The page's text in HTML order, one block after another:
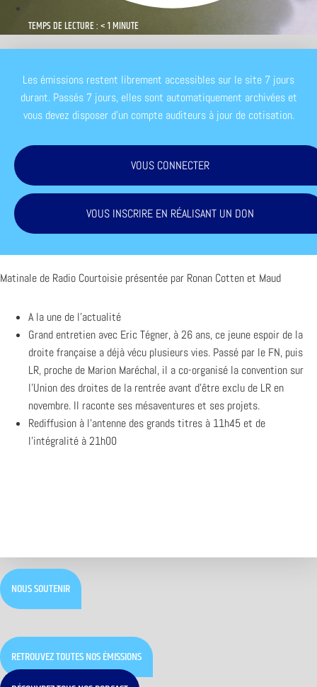
TEMPS DE LECTURE : < 1 MINUTE
Les émissions restent librement accessibles sur le site 7 jours
durant. Passés 7 jours, elles sont automatiquement archivées et
vous devez disposer d'un compte auditeurs à jour de cotisation.
VOUS CONNECTER
VOUS INSCRIRE EN RÉALISANT UN DON
Matinale de Radio Courtoisie présentée par Ronan Cotten et Maud
A la une de l’actualité
Grand entretien avec Eric Tégner, à 26 ans, ce jeune espoir de la
droite française a déjà vécu plusieurs vies. Passé par le FN, puis
LR, proche de Marion Maréchal, il a co-organisé la convention sur
l’Union des droites de la rentrée avant d’être exclu de LR en
novembre. Il raconte ses mésaventures et ses projets.
Rediffusion à l’antenne des grands titres à 11h45 et de
l’intégralité à 21h00
NOUS SOUTENIR
RETROUVEZ TOUTES NOS ÉMISSIONS